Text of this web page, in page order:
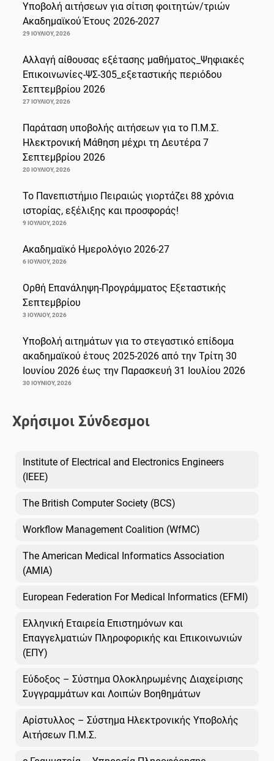
Υποβολή αιτήσεων για σίτιση φοιτητών/τριών
Ακαδημαϊκού Έτους 2026-2027
29 ΙΟΥΛΊΟΥ, 2026
Αλλαγή αίθουσας εξέτασης μαθήματος_Ψηφιακές
Επικοινωνίες-ΨΣ-305_εξεταστικής περιόδου
Σεπτεμβρίου 2026
27 ΙΟΥΛΊΟΥ, 2026
Παράταση υποβολής αιτήσεων για το Π.Μ.Σ.
Ηλεκτρονική Μάθηση μέχρι τη Δευτέρα 7
Σεπτεμβρίου 2026
20 ΙΟΥΛΊΟΥ, 2026
Το Πανεπιστήμιο Πειραιώς γιορτάζει 88 χρόνια
ιστορίας, εξέλιξης και προσφοράς!
9 ΙΟΥΛΊΟΥ, 2026
Ακαδημαϊκό Ημερολόγιο 2026-27
6 ΙΟΥΛΊΟΥ, 2026
Ορθή Επανάληψη-Προγράμματος Εξεταστικής
Σεπτεμβρίου
3 ΙΟΥΛΊΟΥ, 2026
Υποβολή αιτημάτων για το στεγαστικό επίδομα
ακαδημαϊκού έτους 2025-2026 από την Τρίτη 30
Ιουνίου 2026 έως την Παρασκευή 31 Ιουλίου 2026
30 ΙΟΥΝΊΟΥ, 2026
Χρήσιμοι Σύνδεσμοι
Institute of Electrical and Electronics Engineers
(IEEE)
The British Computer Society (BCS)
Workflow Management Coalition (WfMC)
The American Medical Informatics Association
(AMIA)
European Federation For Medical Informatics (EFMI)
Ελληνική Εταιρεία Επιστημόνων και
Επαγγελματιών Πληροφορικής και Επικοινωνιών
(ΕΠΥ)
Εύδοξος – Σύστημα Ολοκληρωμένης Διαχείρισης
Συγγραμμάτων και Λοιπών Βοηθημάτων
Αρίστυλλος – Σύστημα Ηλεκτρονικής Υποβολής
Αιτήσεων Π.Μ.Σ.